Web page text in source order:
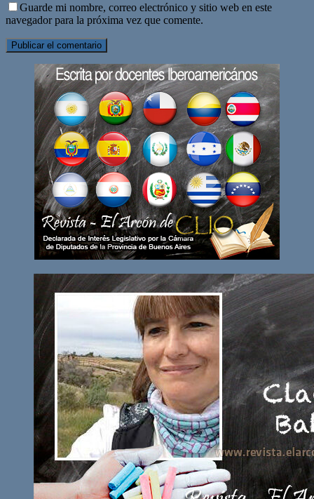
Guarde mi nombre, correo electrónico y sitio web en este
navegador para la próxima vez que comente.